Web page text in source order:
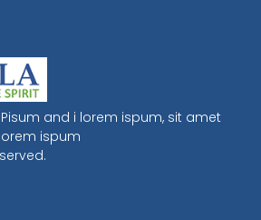
and i lorem ispum, sit amet
ispum